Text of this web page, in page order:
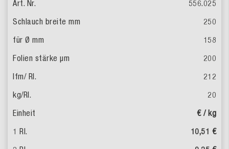
556.025
250
158
200
212
20
€ / kg
10,51 €